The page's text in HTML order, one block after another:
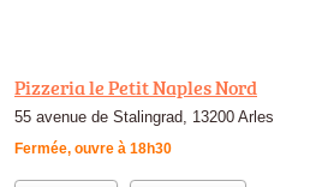
Pizzeria le Petit Naples Nord
55 avenue de Stalingrad, 13200 Arles
Fermée, ouvre à 18h30